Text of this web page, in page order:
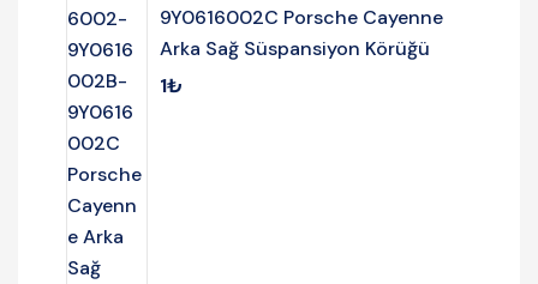
9Y0616002C Porsche Cayenne
Arka Sağ Süspansiyon Körüğü
1₺